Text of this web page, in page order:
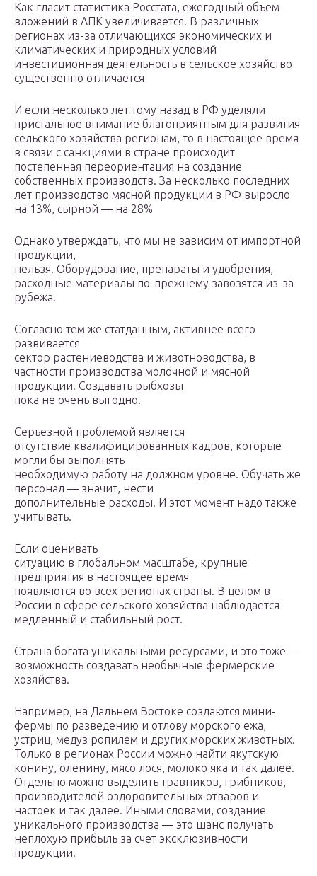
Как гласит статистика Росстата, ежегодный объем
вложений в АПК увеличивается. В различных
регионах из-за отличающихся экономических и
климатических и природных условий
инвестиционная деятельность в сельское хозяйство
существенно отличается
И если несколько лет тому назад в РФ уделяли
пристальное внимание благоприятным для развития
сельского хозяйства регионам, то в настоящее время
в связи с санкциями в стране происходит
постепенная переориентация на создание
собственных производств. За несколько последних
лет производство мясной продукции в РФ выросло
на 13%, сырной — на 28%
Однако утверждать, что мы не зависим от импортной
продукции,
нельзя. Оборудование, препараты и удобрения,
расходные материалы по-прежнему завозятся из-за
рубежа.
Согласно тем же статданным, активнее всего
развивается
сектор растениеводства и животноводства, в
частности производства молочной и мясной
продукции. Создавать рыбхозы
пока не очень выгодно.
Серьезной проблемой является
отсутствие квалифицированных кадров, которые
могли бы выполнять
необходимую работу на должном уровне. Обучать же
персонал — значит, нести
дополнительные расходы. И этот момент надо также
учитывать.
Если оценивать
ситуацию в глобальном масштабе, крупные
предприятия в настоящее время
появляются во всех регионах страны. В целом в
России в сфере сельского хозяйства наблюдается
медленный и стабильный рост.
Страна богата уникальными ресурсами, и это тоже —
возможность создавать необычные фермерские
хозяйства.
Например, на Дальнем Востоке создаются мини-
фермы по разведению и отлову морского ежа,
устриц, медуз ропилем и других морских животных.
Только в регионах России можно найти якутскую
конину, оленину, мясо лося, молоко яка и так далее.
Отдельно можно выделить травников, грибников,
производителей оздоровительных отваров и
настоек и так далее. Иными словами, создание
уникального производства — это шанс получать
неплохую прибыль за счет эксклюзивности
продукции.